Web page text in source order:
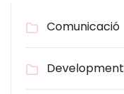
Comunicació
Development